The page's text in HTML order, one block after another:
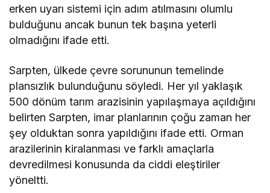
erken uyarı sistemi için adım atılmasını olumlu
bulduğunu ancak bunun tek başına yeterli
olmadığını ifade etti.
Sarpten, ülkede çevre sorununun temelinde
plansızlık bulunduğunu söyledi. Her yıl yaklaşık
500 dönüm tarım arazisinin yapılaşmaya açıldığını
belirten Sarpten, imar planlarının çoğu zaman her
şey olduktan sonra yapıldığını ifade etti. Orman
arazilerinin kiralanması ve farklı amaçlarla
devredilmesi konusunda da ciddi eleştiriler
yöneltti.